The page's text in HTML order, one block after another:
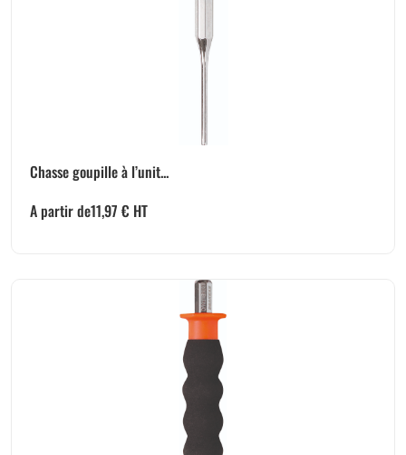
Chasse goupille à l’unit...
A partir de11,97 € HT